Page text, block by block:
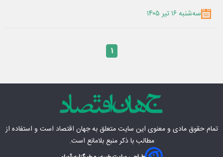
سه‌شنبه ۱۶ تیر ۱۴۰۵
۱
تمام حقوق مادی‌ و معنوی این سایت متعلق بهجهان اقتصاد است و استفاده از
مطالب با ذکر منبع بلامانع است.